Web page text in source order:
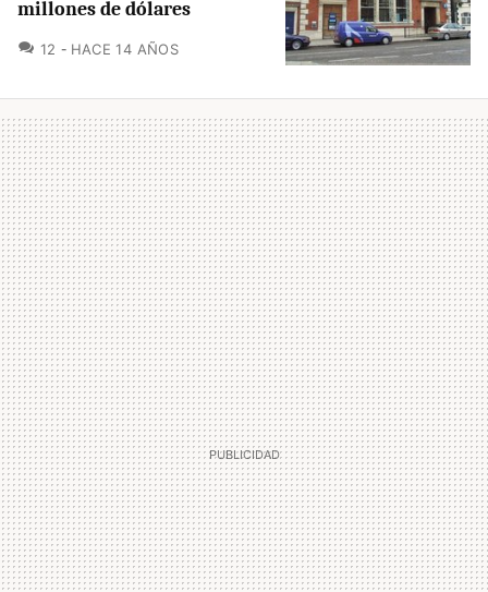
millones de dólares
12 COMENTARIOS
HACE 14 AÑOS